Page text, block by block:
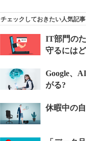
チェックしておきたい人気記事